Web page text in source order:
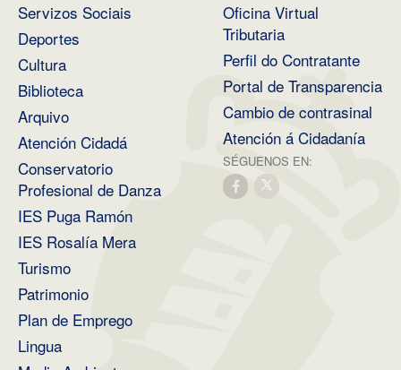
Servizos Sociais
Deportes
Cultura
Biblioteca
Arquivo
Atención Cidadá
Conservatorio
Profesional de Danza
IES Puga Ramón
IES Rosalía Mera
Turismo
Patrimonio
Plan de Emprego
Lingua
Oficina Virtual
Tributaria
Perfil do Contratante
Portal de Transparencia
Cambio de contrasinal
Atención á Cidadanía
SÉGUENOS EN: